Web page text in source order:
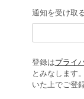
通知を受け取
登録はプライ
とみなします
いた上でご登